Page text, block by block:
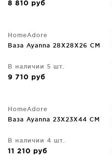
8 810 руб
HomeAdore
Ваза Ayanna 28X28X26 CM
В наличии 5 шт.
9 710 руб
HomeAdore
Ваза Ayanna 23X23X44 CM
В наличии 4 шт.
11 210 руб